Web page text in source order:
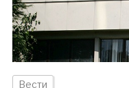
Вести